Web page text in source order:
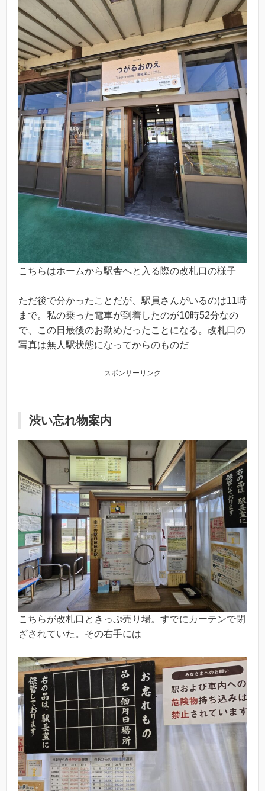
こちらはホームから駅舎へと入る際の改札口の様子
ただ後で分かったことだが、駅員さんがいるのは11時
まで。私の乗った電車が到着したのが10時52分なの
で、この日最後のお勤めだったことになる。改札口の
写真は無人駅状態になってからのものだ
スポンサーリンク
渋い忘れ物案内
こちらが改札口ときっぷ売り場。すでにカーテンで閉
ざされていた。その右手には